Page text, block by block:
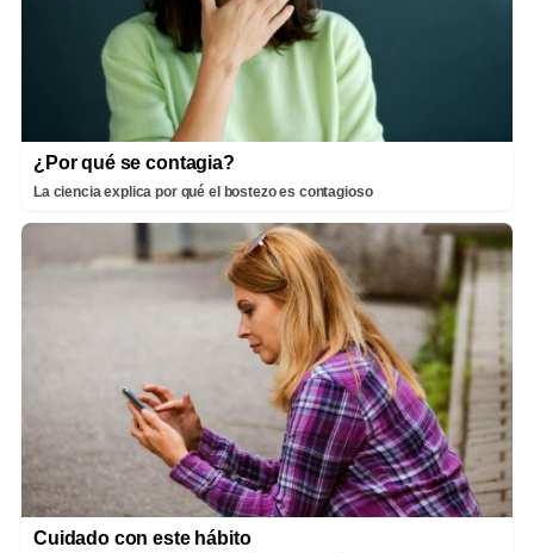
¿Por qué se contagia?
La ciencia explica por qué el bostezo es contagioso
Cuidado con este hábito